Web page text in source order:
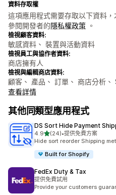
資料存取權
這項應用程式需要存取以下資料
參閱開發者的隱私權政策 。
檢視顧客資料:
敏感資料、 裝置與活動資料
檢視員工與協作者資料:
商店擁有人
檢視與編輯商店資料:
顧客、 產品、 訂單、 商店分析
查看詳情
其他同類型應用程式
DS Sort Hide Payment
4.9滿分 5 顆星
(24)
共有 24 則評價
•提供免費方案
Hide sort reorder Shipping
Built for Shopify
FedEx Duty & Tax
提供免費試用
Provide your customers